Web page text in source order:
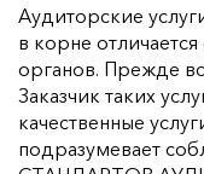
Аудиторские
в корне
органов. Прежде
Заказчик таких
качественные
подразумевает